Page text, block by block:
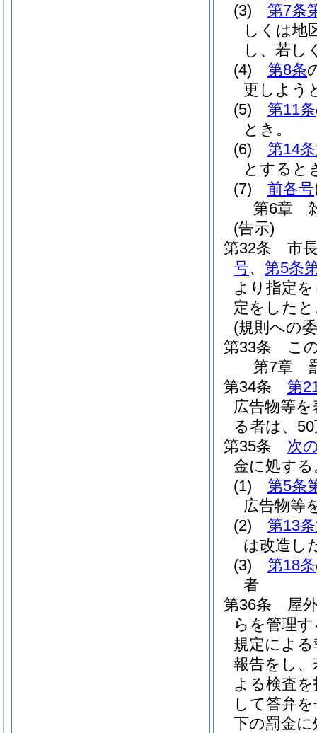
(3)
第7条
しくは地
し、若し
(4)
第8条
更しよう
(5)
第11条
とき。
(6)
第14
とすると
(7)
前各号
第6章
(告示)
第32条
市
号、 第5条
より指定
定をした
(規則への
第33条
こ
第7章
第34条
第
広告物等
る者は、
第35条
次
金に処する
(1)
第5条
広告物等
(2)
第13
は改造し
(3)
第18条
者
第36条
屋
らを管理
規定によ
報告をし
よる検査
して答弁
下の罰金